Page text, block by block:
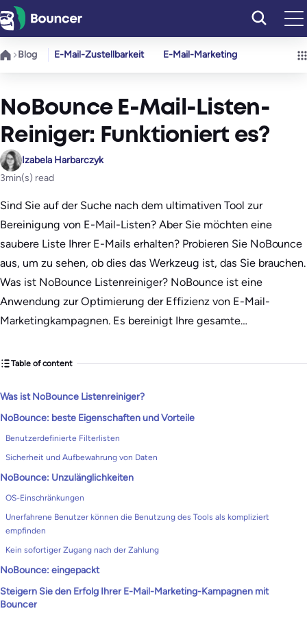
Zum
Inhalt
springen
Blog E-Mail-Zustellbarkeit E-Mail-Marketing
NoBounce E-Mail-Listen-
Reiniger: Funktioniert es?
Izabela Harbarczyk
3min(s) read
Sind Sie auf der Suche nach dem ultimativen Tool zur
Bereinigung von E-Mail-Listen? Aber Sie möchten eine
saubere Liste Ihrer E-Mails erhalten? Probieren Sie NoBounce
aus, um zu sehen, ob dies das Werkzeug ist, das Sie brauchen.
Was ist NoBounce Listenreiniger? NoBounce ist eine
Anwendung zur Optimierung der Effizienz von E-Mail-
Marketingkampagnen. Es bereinigt Ihre gesamte…
Table of content
Was ist NoBounce Listenreiniger?
NoBounce: beste Eigenschaften und Vorteile
Benutzerdefinierte Filterlisten
Sicherheit und Aufbewahrung von Daten
NoBounce: Unzulänglichkeiten
OS-Einschränkungen
Unerfahrene Benutzer können die Benutzung des Tools als kompliziert
empfinden
Kein sofortiger Zugang nach der Zahlung
NoBounce: eingepackt
Steigern Sie den Erfolg Ihrer E-Mail-Marketing-Kampagnen mit
Bouncer